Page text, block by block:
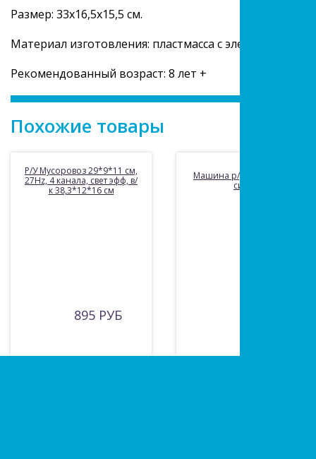
Размер: 33х16,5х15,5 см.
Материал изготовления: пластмасса с элементами
Рекомендованный возраст: 8 лет +
Похожие товары
Р/У Мусоровоз 29*9*11 см,
27Hz, 4 канала, свет эфф, в/
к 38,3*12*16 см
895 РУБ
Машина р/у монстр-трак,
синий